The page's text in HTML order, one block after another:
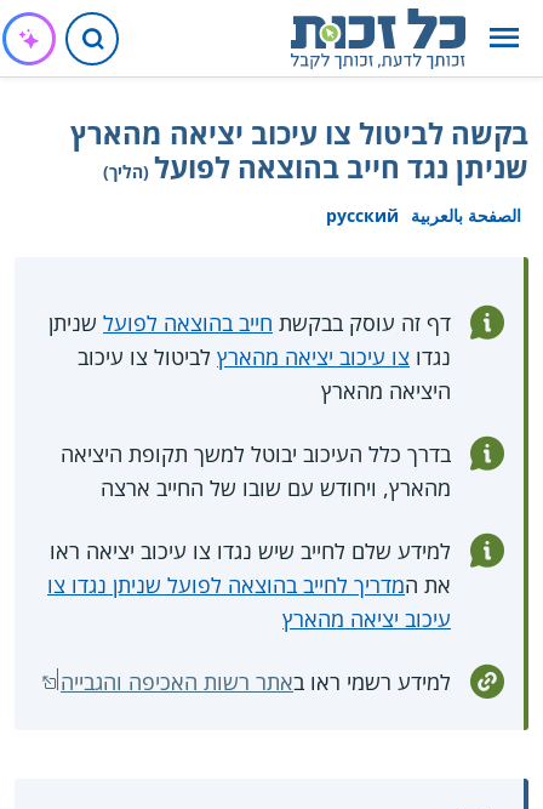
בקשה לביטול צו עיכוב יציאה מהארץ
שניתן נגד חייב בהוצאה לפועל (הליך)
الصفحة بالعربية
русский
דף זה עוסק בבקשת חייב בהוצאה לפועל שניתן
נגדו צו עיכוב יציאה מהארץ לביטול צו עיכוב
היציאה מהארץ
בדרך כלל העיכוב יבוטל למשך תקופת היציאה
מהארץ, ויחודש עם שובו של החייב ארצה
למידע שלם לחייב שיש נגדו צו עיכוב יציאה ראו
את המדריך לחייב בהוצאה לפועל שניתן נגדו צו
עיכוב יציאה מהארץ
למידע רשמי ראו באתר רשות האכיפה והגבייה